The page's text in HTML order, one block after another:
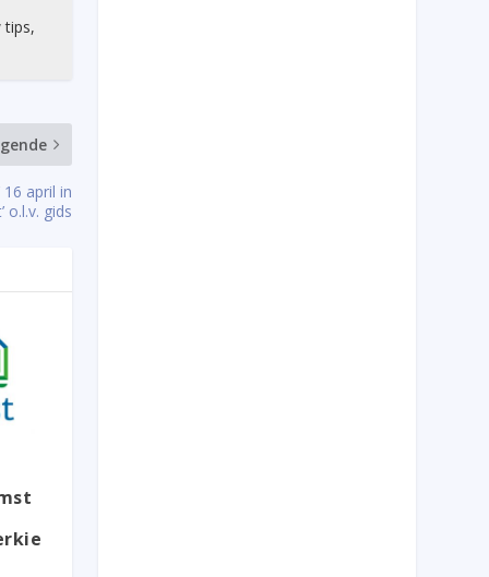
tips,
16 april in
o.l.v. gids